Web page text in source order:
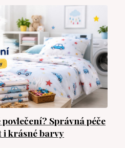
Správná péče
i krásné barvy